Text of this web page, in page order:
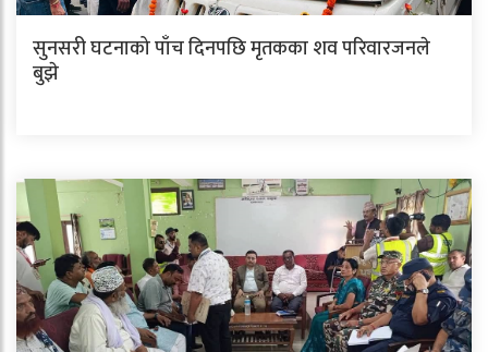
सुनसरी घटनाको पाँच दिनपछि मृतकका शव परिवारजनले
बुझे